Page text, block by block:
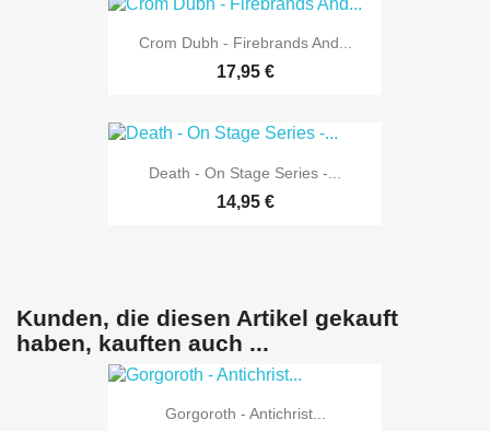
Crom Dubh - Firebrands And...
17,95 €
Death - On Stage Series -...
14,95 €
Kunden, die diesen Artikel gekauft
haben, kauften auch ...
Gorgoroth - Antichrist...